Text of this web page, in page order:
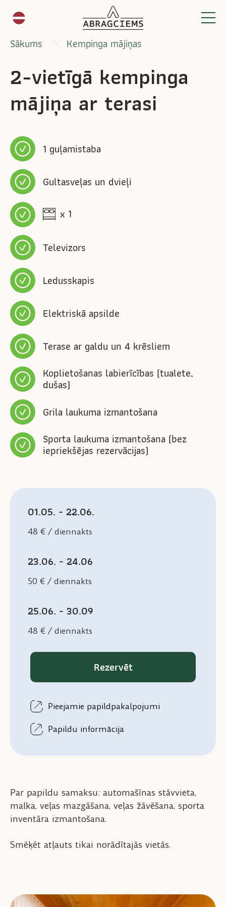
Sākums Kempinga mājiņas
2-vietīgā kempinga
mājiņa ar terasi
1 guļamistaba
Gultasveļas un dvieļi
x 1
Televizors
Ledusskapis
Elektriskā apsilde
Terase ar galdu un 4 krēsliem
Koplietošanas labierīcības (tualete,
dušas)
Grila laukuma izmantošana
Sporta laukuma izmantošana (bez
iepriekšējas rezervācijas)
01.05. - 22.06.
48 € / diennakts
23.06. - 24.06
50 € / diennakts
25.06. - 30.09
48 € / diennakts
Rezervēt
Pieejamie papildpakalpojumi
Papildu informācija
Par papildu samaksu: automašīnas stāvvieta,
malka, veļas mazgāšana, veļas žāvēšana, sporta
inventāra izmantošana.
Smēķēt atļauts tikai norādītajās vietās.